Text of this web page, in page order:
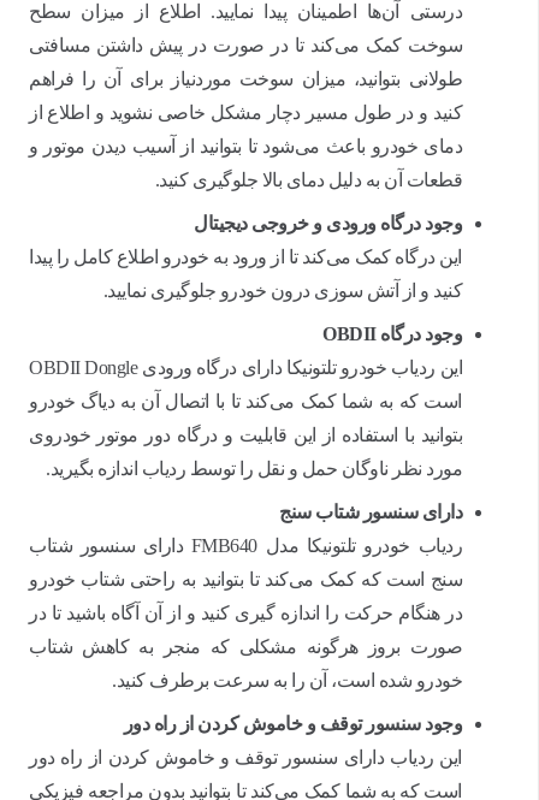
درستی آن‌ها اطمینان پیدا نمایید. اطلاع از میزان سطح
سوخت کمک می‌کند تا در صورت در پیش داشتن مسافتی
طولانی بتوانید، میزان سوخت موردنیاز برای آن را فراهم
کنید و در طول مسیر دچار مشکل خاصی نشوید و اطلاع از
دمای خودرو باعث می‌شود تا بتوانید از آسیب دیدن موتور و
قطعات آن به دلیل دمای بالا جلوگیری کنید.
وجود درگاه ورودی و خروجی دیجیتال
این درگاه کمک می‌کند تا از ورود به خودرو اطلاع کامل را پیدا
کنید و از آتش سوزی درون خودرو جلوگیری نمایید.
وجود درگاهOBDII
این ردیاب خودرو تلتونیکا دارای درگاه ورودی OBDII Dongle
است که به شما کمک می‌کند تا با اتصال آن به دیاگ خودرو
بتوانید با استفاده از این قابلیت و درگاه دور موتور خودروی
مورد نظر ناوگان حمل و نقل را توسط ردیاب اندازه بگیرید.
دارای سنسور شتاب سنج
ردیاب خودرو تلتونیکا مدل FMB640 دارای سنسور شتاب
سنج است که کمک می‌کند تا بتوانید به راحتی شتاب خودرو
در هنگام حرکت را اندازه گیری کنید و از آن آگاه باشید تا در
صورت بروز هرگونه مشکلی که منجر به کاهش شتاب
خودرو شده است، آن را به سرعت برطرف کنید.
وجود سنسور توقف و خاموش کردن از راه دور
این ردیاب دارای سنسور توقف و خاموش کردن از راه دور
است که به شما کمک می‌کند تا بتوانید بدون مراجعه فیزیکی